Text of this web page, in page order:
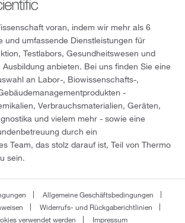
voran, indem wir mehr als 6
und umfassende Dienstleistungen für
Testlabors, Gesundheitswesen und
anbieten. Bei uns finden Sie eine
an Labor-, Biowissenschafts-,
-
Verbrauchsmaterialien, Geräten,
und vielem mehr - sowie eine
durch ein
Team, das stolz darauf ist, Teil von Thermo
sein.
Allgemeine Geschäftsbedingungen
Widerrufs- und Rückgaberichtlinien
verwendet werden
Impressum